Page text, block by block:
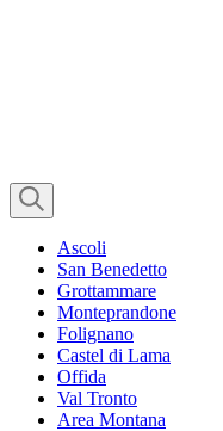
Ascoli
San Benedetto
Grottammare
Monteprandone
Folignano
Castel di Lama
Offida
Val Tronto
Area Montana